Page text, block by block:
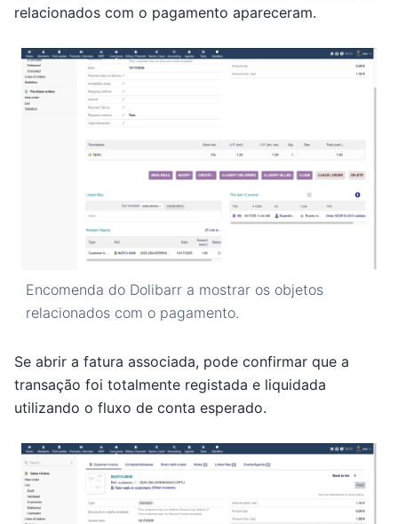
relacionados com o pagamento apareceram.
Encomenda do Dolibarr a mostrar os objetos
relacionados com o pagamento.
Se abrir a fatura associada, pode confirmar que a
transação foi totalmente registada e liquidada
utilizando o fluxo de conta esperado.